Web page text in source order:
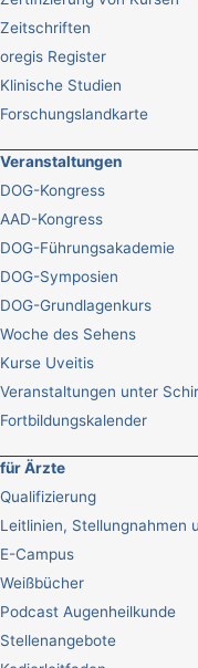
Zeitschriften
oregis Register
Klinische Studien
Forschungslandkarte
Veranstaltungen
DOG-Kongress
AAD-Kongress
DOG-Führungsakademie
DOG-Symposien
DOG-Grundlagenkurs
Woche des Sehens
Kurse Uveitis
Veranstaltungen unter
Fortbildungskalender
für Ärzte
Qualifizierung
Leitlinien, Stellungnahmen
E-Campus
Weißbücher
Podcast Augenheilkunde
Stellenangebote